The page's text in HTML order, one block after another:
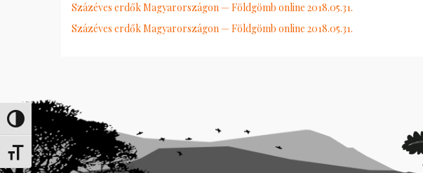
Переключить на высокую контрастность
Переключить на увеличенный шрифт
Százéves erdők Magyarországon — Földgömb online 2018.05.31.
Százéves erdők Magyarországon — Földgömb online 2018.05.31.